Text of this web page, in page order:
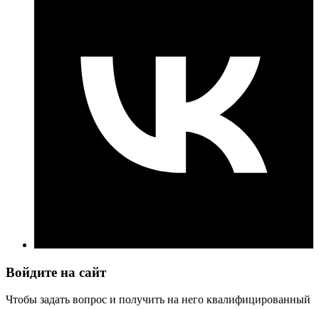
Войдите на сайт
Чтобы задать вопрос и получить на него квалифицированный